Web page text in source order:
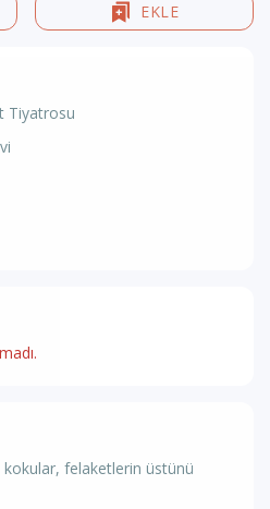
EKLE
Tiyatrosu
kokular, felaketlerin üstünü